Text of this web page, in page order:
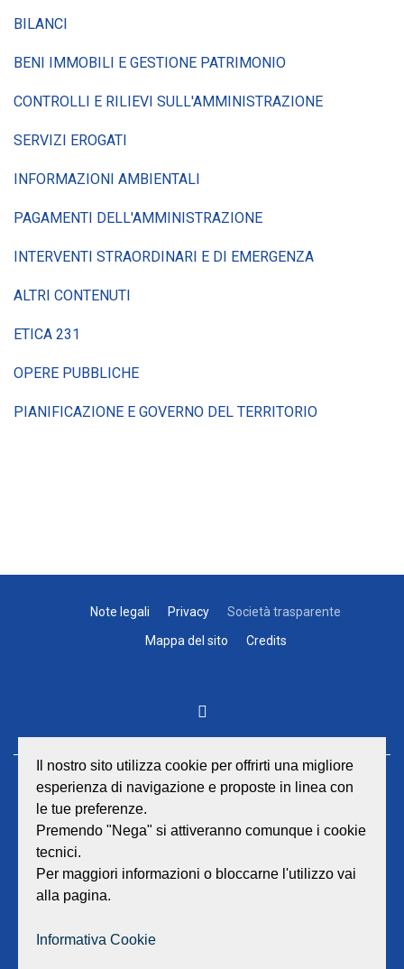
BILANCI
BENI IMMOBILI E GESTIONE PATRIMONIO
CONTROLLI E RILIEVI SULL'AMMINISTRAZIONE
SERVIZI EROGATI
INFORMAZIONI AMBIENTALI
PAGAMENTI DELL'AMMINISTRAZIONE
INTERVENTI STRAORDINARI E DI EMERGENZA
ALTRI CONTENUTI
ETICA 231
OPERE PUBBLICHE
PIANIFICAZIONE E GOVERNO DEL TERRITORIO
Note legali Privacy
Società trasparente
Mappa del sito
Credits
GEAT Srl
Sede legale e amministrativa:
Viale Lombardia 17 - 47838 Riccione
Capitale sociale euro 12.233.943,00 I.V.
E-mail:
Il nostro sito utilizza cookie per offrirti una migliore
esperienza di navigazione e proposte in linea con
le tue preferenze.
Premendo "Nega" si attiveranno comunque i cookie
tecnici.
Per maggiori informazioni o bloccarne l'utilizzo vai
alla pagina.
Informativa Cookie